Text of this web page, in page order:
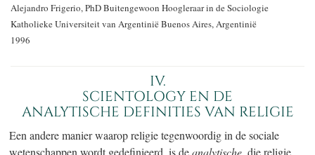
Alejandro Frigerio, PhDBuitengewoon Hoogleraar in de Sociologie
Katholieke Universiteit van ArgentiniëBuenos Aires, Argentinië
1996
IV.
SCIENTOLOGY EN DE
ANALYTISCHE DEFINITIES VAN RELIGIE
Een andere manier waarop religie tegenwoordig in de sociale
wetenschappen wordt gedefinieerd, is deanalytische, die religie